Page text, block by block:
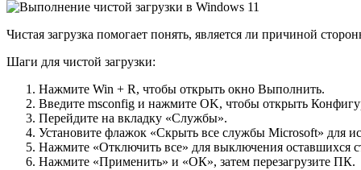
Чистая загрузка помогает понять, является ли причиной
Шаги для чистой загрузки:
Нажмите Win + R, чтобы открыть окно Выполнить.
Введите msconfig и нажмите OK, чтобы открыть
Перейдите на вкладку «Службы».
Установите флажок «Скрыть все службы Microsoft» для
Нажмите «Отключить все» для выключения оставшихся
Нажмите «Применить» и «ОК», затем перезагрузите ПК.